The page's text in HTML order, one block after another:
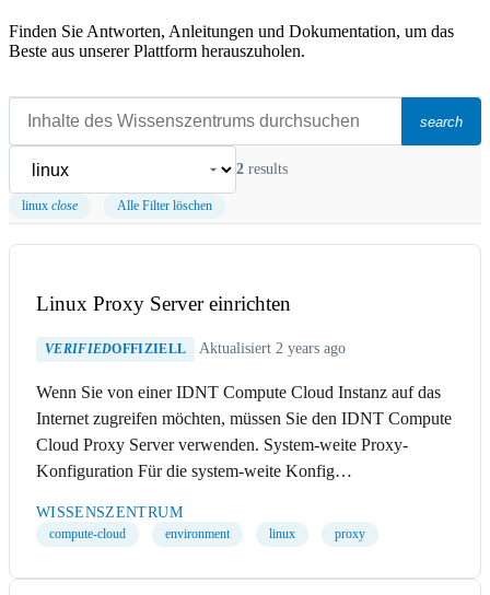
Finden Sie Antworten, Anleitungen und Dokumentation, um das
Beste aus unserer Plattform herauszuholen.
search
2 results
linux close Alle Filter löschen
Linux Proxy Server einrichten
VERIFIEDOFFIZIELL Aktualisiert 2 years ago
Wenn Sie von einer IDNT Compute Cloud Instanz auf das
Internet zugreifen möchten, müssen Sie den IDNT Compute
Cloud Proxy Server verwenden. System-weite Proxy-
Konfiguration Für die system-weite Konfig…
WISSENSZENTRUM
compute-cloud environment linux proxy